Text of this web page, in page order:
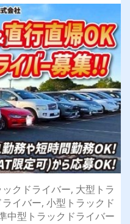
クドライバー, 大型トラ
イバー, 小型トラックド
中型トラックドライバー